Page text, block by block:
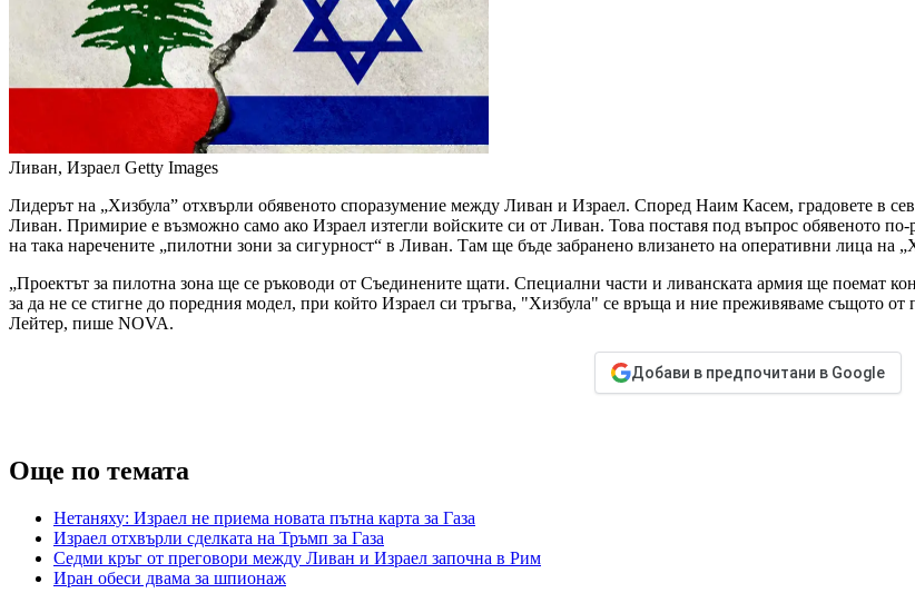
Ливан, Израел Getty Images
Лидерът на „Хизбула” отхвърли обявеното споразумение между Ливан и Израел. Според Наим Касем, градовете в
Ливан. Примирие е възможно само ако Израел изтегли войските си от Ливан. Това поставя под въпрос обявеното
на така наречените „пилотни зони за сигурност“ в Ливан. Там ще бъде забранено влизането на оперативни лица на
„Проектът за пилотна зона ще се ръководи от Съединените щати. Специални части и ливанската армия ще поемат
за да не се стигне до поредния модел, при който Израел си тръгва, "Хизбула" се връща и ние преживяваме същото
Лейтер, пише NOVA.
Добави в предпочитани в Google
Още по темата
Нетаняху: Израел не приема новата пътна карта за Газа
Израел отхвърли сделката на Тръмп за Газа
Седми кръг от преговори между Ливан и Израел започна в Рим
Иран обеси двама за шпионаж